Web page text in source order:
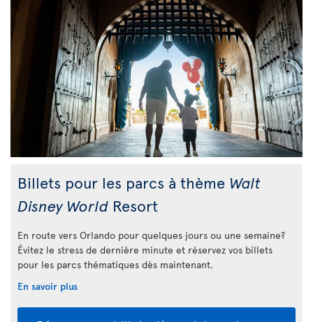
Billets pour les parcs à thème Walt
Disney World Resort
En route vers Orlando pour quelques jours ou une semaine?
Évitez le stress de dernière minute et réservez vos billets
pour les parcs thématiques dès maintenant.
En savoir plus